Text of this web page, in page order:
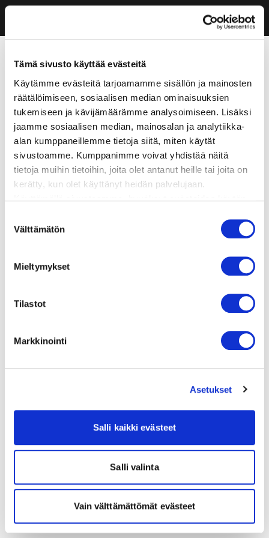
Tämä sivusto käyttää evästeitä
Käytämme evästeitä tarjoamamme sisällön ja mainosten
räätälöimiseen, sosiaalisen median ominaisuuksien
tukemiseen ja kävijämäärämme analysoimiseen. Lisäksi
jaamme sosiaalisen median, mainosalan ja analytiikka-
alan kumppaneillemme tietoja siitä, miten käytät
sivustoamme. Kumppanimme voivat yhdistää näitä
tietoja muihin tietoihin, joita olet antanut heille tai joita on
kerätty, kun olet käyttänyt heidän palvelujaan.
valinta
Välttämätön
Mieltymykset
Tilastot
Markkinointi
Asetukset
Salli kaikki evästeet
Salli valinta
Vain välttämättömät evästeet